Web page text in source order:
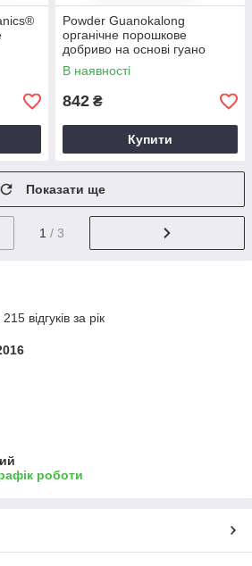
Powder Guanokalong
органічне порошкове
добриво на основі гуано
кажанів (1kg)
В наявності
842 ₴
Купити
Показати ще
1 / 3
відгуків за рік
роботи